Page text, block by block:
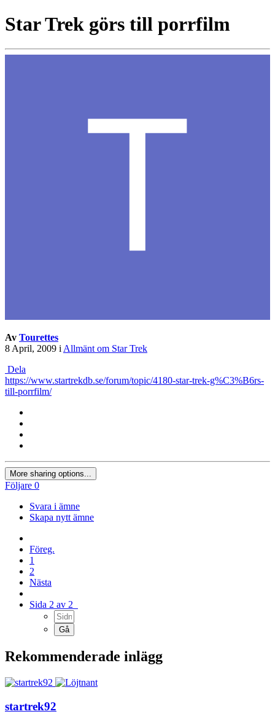
Star Trek görs till porrfilm
Av Tourettes
8 April, 2009 iAllmänt om Star Trek
Dela
https://www.startrekdb.se/forum/topic/4180-star-trek-g%C3%B6rs-
till-porrfilm/
More sharing options...
Följare 0
Svara i ämne
Skapa nytt ämne
Föreg.
1
2
Nästa
Sida 2 av 2
Rekommenderade inlägg
startrek92